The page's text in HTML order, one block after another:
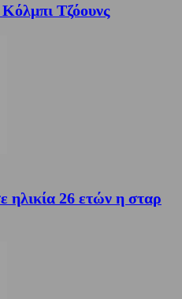
Τζόουνς
ηλικία 26 ετών η σταρ